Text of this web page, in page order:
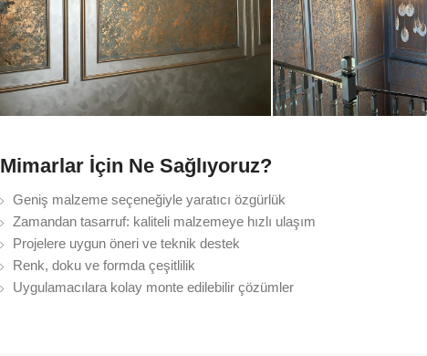
Mimarlar İçin Ne Sağlıyoruz?
Geniş malzeme seçeneğiyle yaratıcı özgürlük
Zamandan tasarruf: kaliteli malzemeye hızlı ulaşım
Projelere uygun öneri ve teknik destek
Renk, doku ve formda çeşitlilik
Uygulamacılara kolay monte edilebilir çözümler